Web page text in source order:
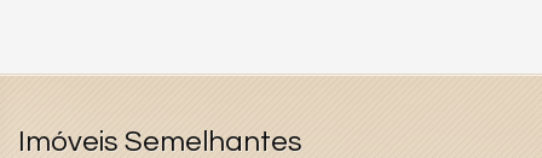
Imóveis Semelhantes